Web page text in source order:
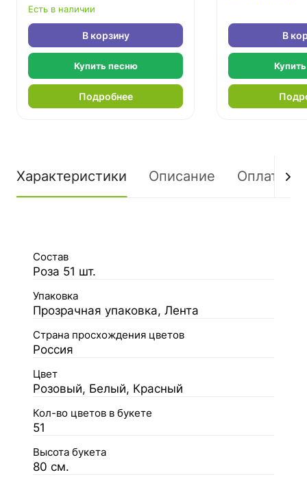
Есть в наличии
В корзину
Купить песню
Подробнее
В
Характеристики Описание Оплата
Состав
Роза 51 шт.
Упаковка
Прозрачная упаковка, Лента
Страна просхождения цветов
Россия
Цвет
Розовый, Белый, Красный
Кол-во цветов в букете
51
Высота букета
80 см.